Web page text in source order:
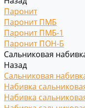
Паронит
Паронит ПМБ
Паронит ПМБ-1
Паронит ПОН-Б
Сальниковая
Назад
Сальниковая
Набивка
Набивка